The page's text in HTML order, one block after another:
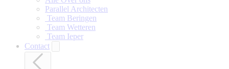
Parallel Architecten
‎ Team Beringen
‎ Team Wetteren
‎ Team Ieper
Contact